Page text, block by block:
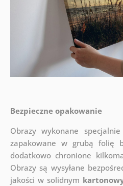
Bezpieczne opakowanie
Obrazy wykonane
zapakowane w grubą folię
dodatkowo chronione
Obrazy są wysyłane
jakości w solidnym